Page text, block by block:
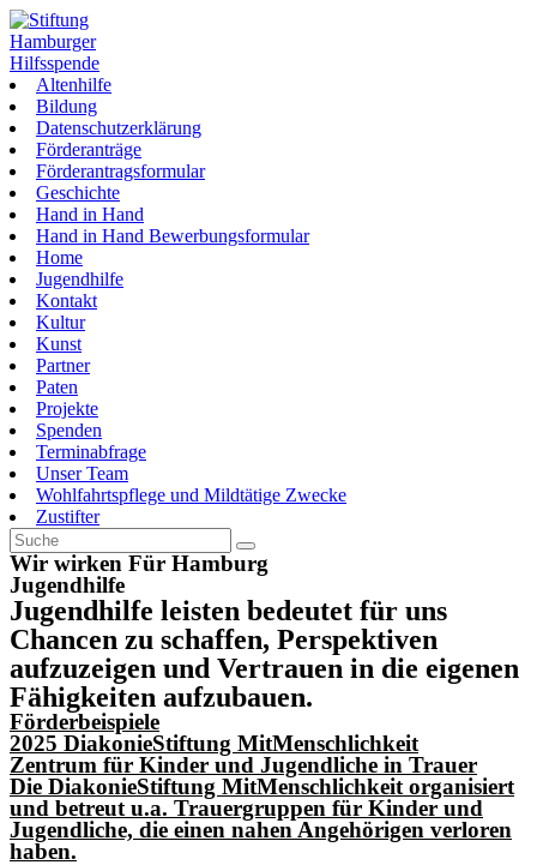
Zum
Inhalt
springen
Altenhilfe
Bildung
Datenschutzerklärung
Förderanträge
Förderantragsformular
Geschichte
Hand in Hand
Hand in Hand Bewerbungsformular
Home
Jugendhilfe
Kontakt
Kultur
Kunst
Partner
Paten
Projekte
Spenden
Terminabfrage
Unser Team
Wohlfahrtspflege und Mildtätige Zwecke
Zustifter
Wir wirken Für Hamburg
Jugendhilfe
Jugendhilfe leisten bedeutet für uns
Chancen zu schaffen, Perspektiven
aufzuzeigen und Vertrauen in die eigenen
Fähigkeiten aufzubauen.
Förderbeispiele
2025 DiakonieStiftung MitMenschlichkeit
Zentrum für Kinder und Jugendliche in Trauer
Die DiakonieStiftung MitMenschlichkeit organisiert
und betreut u.a. Trauergruppen für Kinder und
Jugendliche, die einen nahen Angehörigen verloren
haben.